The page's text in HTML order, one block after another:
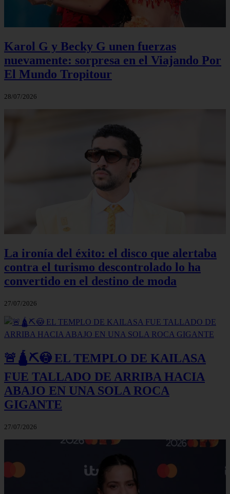
Karol G y Becky G unen fuerzas
nuevamente: sorpresa en el Viajando Por
El Mundo Tropitour
28/07/2026
La ironía del éxito: el disco que alertaba
contra el turismo descontrolado lo ha
convertido en el destino de moda
27/07/2026
🚨🛕⛏️😳 EL TEMPLO DE KAILASA
FUE TALLADO DE ARRIBA HACIA
ABAJO EN UNA SOLA ROCA
GIGANTE
27/07/2026